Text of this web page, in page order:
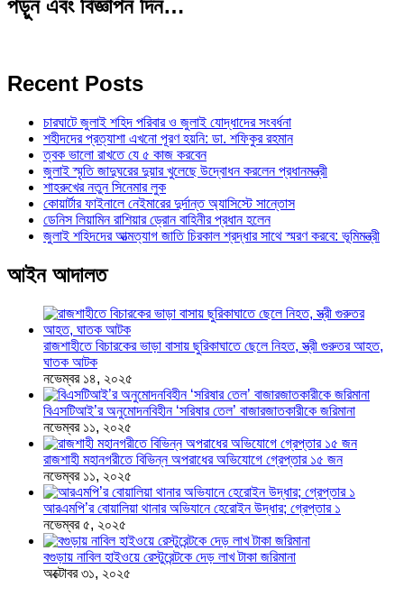
পড়ুন এবং বিজ্ঞাপন দিন…
Recent Posts
চারঘাটে জুলাই শহিদ পরিবার ও জুলাই যোদ্ধাদের সংবর্ধনা
শহীদদের প্রত্যাশা এখনো পূরণ হয়নি: ডা. শফিকুর রহমান
ত্বক ভালো রাখতে যে ৫ কাজ করবেন
জুলাই স্মৃতি জাদুঘরের দুয়ার খুলেছে উদ্বোধন করলেন প্রধানমন্ত্রী
শাহরুখের নতুন সিনেমার লুক
কোয়ার্টার ফাইনালে নেইমারের দুর্দান্ত অ্যাসিস্টে সান্তোস
ডেনিস লিয়ামিন রাশিয়ার ড্রোন বাহিনীর প্রধান হলেন
জুলাই শহিদদের আত্মত্যাগ জাতি চিরকাল শ্রদ্ধার সাথে স্মরণ করবে: ভূমিমন্ত্রী
আইন আদালত
রাজশাহীতে বিচারকের ভাড়া বাসায় ছুরিকাঘাতে ছেলে নিহত, স্ত্রী গুরুতর আহত,
ঘাতক আটক
নভেম্বর ১৪, ২০২৫
বিএসটিআই’র অনুমোদনবিহীন ‘সরিষার তেল’ বাজারজাতকারীকে জরিমানা
নভেম্বর ১১, ২০২৫
রাজশাহী মহানগরীতে বিভিন্ন অপরাধের অভিযোগে গ্রেপ্তার ১৫ জন
নভেম্বর ১১, ২০২৫
আরএমপি’র বোয়ালিয়া থানার অভিযানে হেরোইন উদ্ধার; গ্রেপ্তার ১
নভেম্বর ৫, ২০২৫
বগুড়ায় নাবিল হাইওয়ে রেস্টুরেন্টকে দেড় লাখ টাকা জরিমানা
অক্টোবর ৩১, ২০২৫